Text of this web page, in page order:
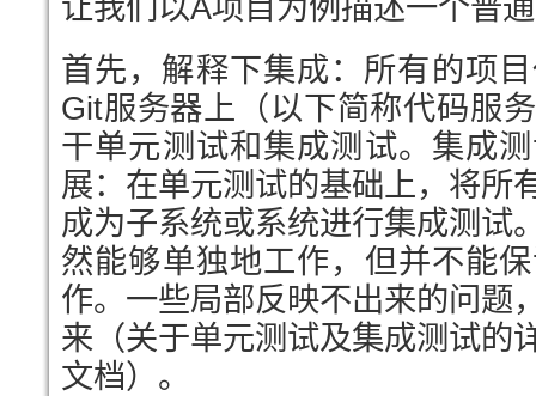
让我们以A项目为例描述一个普
首先，解释下集成：所有的项
Git服务器上（以下简称代码服
干单元测试和集成测试。集成
展：在单元测试的基础上，将所
成为子系统或系统进行集成测试
然能够单独地工作，但并不能
作。一些局部反映不出来的问题
来（关于单元测试及集成测试的
文档）。